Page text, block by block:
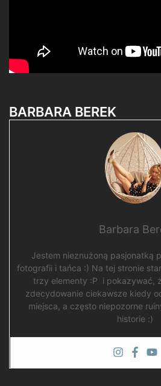
BARBARA BEREK
Barbara
Jestem nieznużoną pasjonatką
fotografii i tańca :) Na tej stronie
trzy elementy :P i pokazywać,
zdecydowanie ciekawsze kiedy
miejsca, a często niepozorne
historie :)